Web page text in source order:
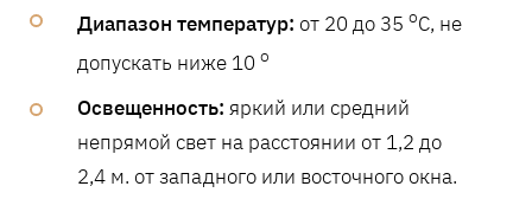
Диапазон температур: от 20 до 35 oC, не
допускать ниже 10 o
Освещенность: яркий или средний
непрямой свет на расстоянии от 1,2 до
2,4 м. от западного или восточного окна.